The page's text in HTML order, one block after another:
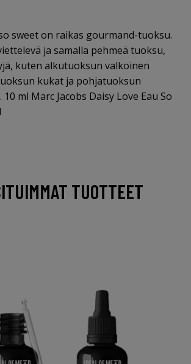
sweet on raikas gourmand-tuoksu.
ja samalla pehmeä tuoksu,
kuten alkutuoksun valkoinen
kukat ja pohjatuoksun
ml Marc Jacobs Daisy Love Eau So
TUOTTEET